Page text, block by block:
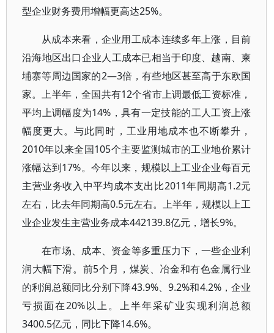
型企业财务费用增幅更高达25%。
从成本来看，企业用工成本连续多年上涨，目前
沿海地区出口企业人工成本已相当于印度、越南、柬
埔寨等周边国家的2—3倍，有些地区甚至高于东欧国
家。上半年，全国共有12个省市上调最低工资标准，
平均上调幅度为14%，具有一定技能的工人工资上涨
幅度更大。与此同时，工业用地成本也不断攀升，
2010年以来全国105个主要监测城市的工业地价累计
涨幅达到17%。今年以来，规模以上工业企业每百元
主营业务收入中平均成本支出比2011年同期高1.2元
左右，比去年同期高0.5元左右。上半年，规模以上工
业企业发生主营业务成本442139.8亿元，增长9%。
在市场、成本、资金等多重压力下，一些企业利
润大幅下滑。前5个月，煤炭、冶金和有色金属行业
的利润总额同比分别下降43.9%、9.2%和4.2%，企业
亏损面在20%以上。上半年采矿业实现利润总额
3400.5亿元，同比下降14.6%。